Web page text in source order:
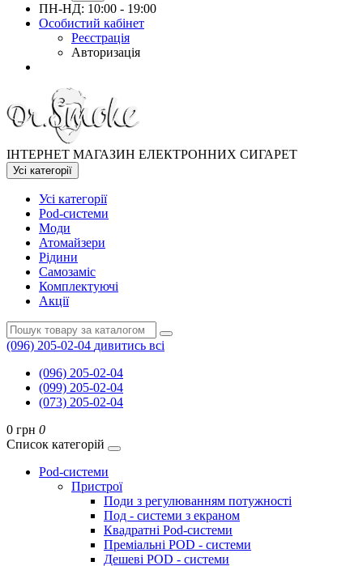
ПН-НД: 10:00 - 19:00
Особистий кабінет
Реєстрація
Авторизація
ІНТЕРНЕТ МАГАЗИН ЕЛЕКТРОННИХ СИГАРЕТ
Усі категорії
Усі категорії
Pod-системи
Моди
Атомайзери
Рідини
Самозаміс
Комплектуючі
Акції
(096) 205-02-04 дивитись всі
(096) 205-02-04
(099) 205-02-04
(073) 205-02-04
0 грн 0
Список категорій
Pod-системи
Пристрої
Поди з регулюванням потужності
Под - системи з екраном
Квадратні Pod-системи
Преміальні POD - системи
Дешеві POD - системи